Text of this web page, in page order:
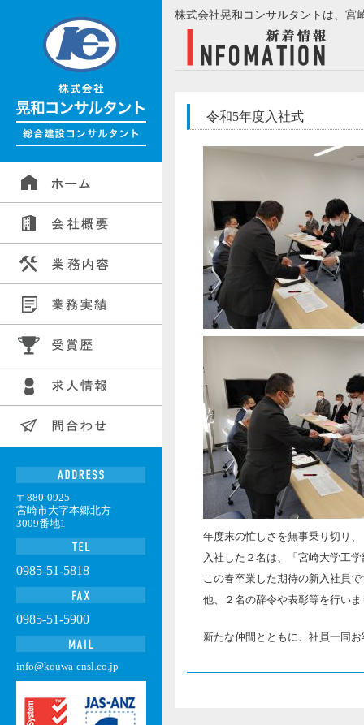
株式会社晃和コンサルタントは、宮
令和5年度入社式
年度末の忙しさを無事乗り切り
入社した２名は、「宮崎大学工
この春卒業した期待の新入社員で
他、２名の辞令や表彰等を行いま
新たな仲間とともに、社員一同
〒880-0925
宮崎市大字本郷北方
3009番地1
0985-51-5818
0985-51-5900
info@kouwa-cnsl.co.jp